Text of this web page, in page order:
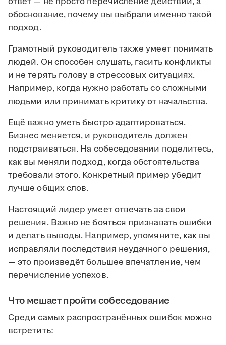
обоснование, почему вы выбрали именно такой
подход.
Грамотный руководитель также умеет понимать
людей. Он способен слушать, гасить конфликты
и не терять голову в стрессовых ситуациях.
Например, когда нужно работать со сложными
людьми или принимать критику от начальства.
Ещё важно уметь быстро адаптироваться.
Бизнес меняется, и руководитель должен
подстраиваться. На собеседовании поделитесь,
как вы меняли подход, когда обстоятельства
требовали этого. Конкретный пример убедит
лучше общих слов.
Настоящий лидер умеет отвечать за свои
решения. Важно не бояться признавать ошибки
и делать выводы. Например, упомяните, как вы
исправляли последствия неудачного решения,
— это произведёт большее впечатление, чем
перечисление успехов.
Что мешает пройти собеседование
Среди самых распространённых ошибок можно
встретить: